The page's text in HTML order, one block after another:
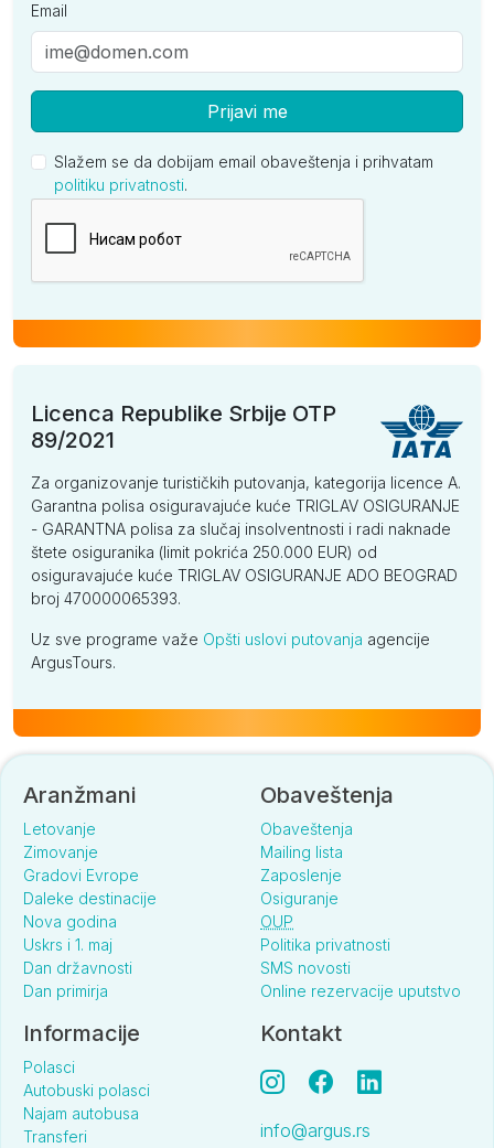
Email
Prijavi me
Slažem se da dobijam email obaveštenja i prihvatam
politiku privatnosti.
Licenca Republike Srbije OTP
89/2021
Za organizovanje turističkih putovanja, kategorija licence A.
Garantna polisa osiguravajuće kuće TRIGLAV OSIGURANJE
- GARANTNA polisa za slučaj insolventnosti i radi naknade
štete osiguranika (limit pokrića 250.000 EUR) od
osiguravajuće kuće TRIGLAV OSIGURANJE ADO BEOGRAD
broj 470000065393.
Uz sve programe važe Opšti uslovi putovanja agencije
ArgusTours.
Aranžmani
Letovanje
Zimovanje
Gradovi Evrope
Daleke destinacije
Nova godina
Uskrs i 1. maj
Dan državnosti
Dan primirja
Obaveštenja
Obaveštenja
Mailing lista
Zaposlenje
Osiguranje
OUP
Politika privatnosti
SMS novosti
Online rezervacije uputstvo
Informacije
Polasci
Autobuski polasci
Najam autobusa
Transferi
Kontakt
info@argus.rs